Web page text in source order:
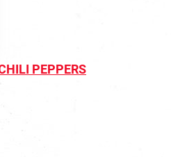
PEPPERS